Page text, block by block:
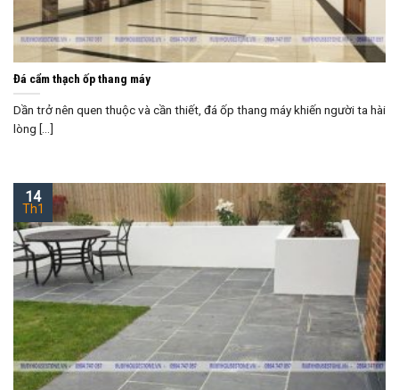
Đá cẩm thạch ốp thang máy
Dần trở nên quen thuộc và cần thiết, đá ốp thang máy khiến người ta hài
lòng [...]
14
Th1